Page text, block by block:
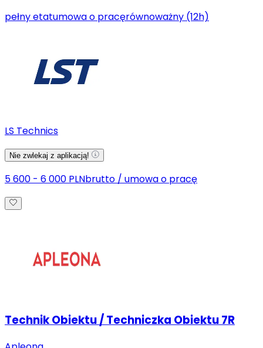
pełny etatumowa o pracęrównoważny (12h)
LS Technics
Nie zwlekaj z aplikacją!
5 600 - 6 000 PLNbrutto / umowa o pracę
Technik Obiektu / Techniczka Obiektu 7R